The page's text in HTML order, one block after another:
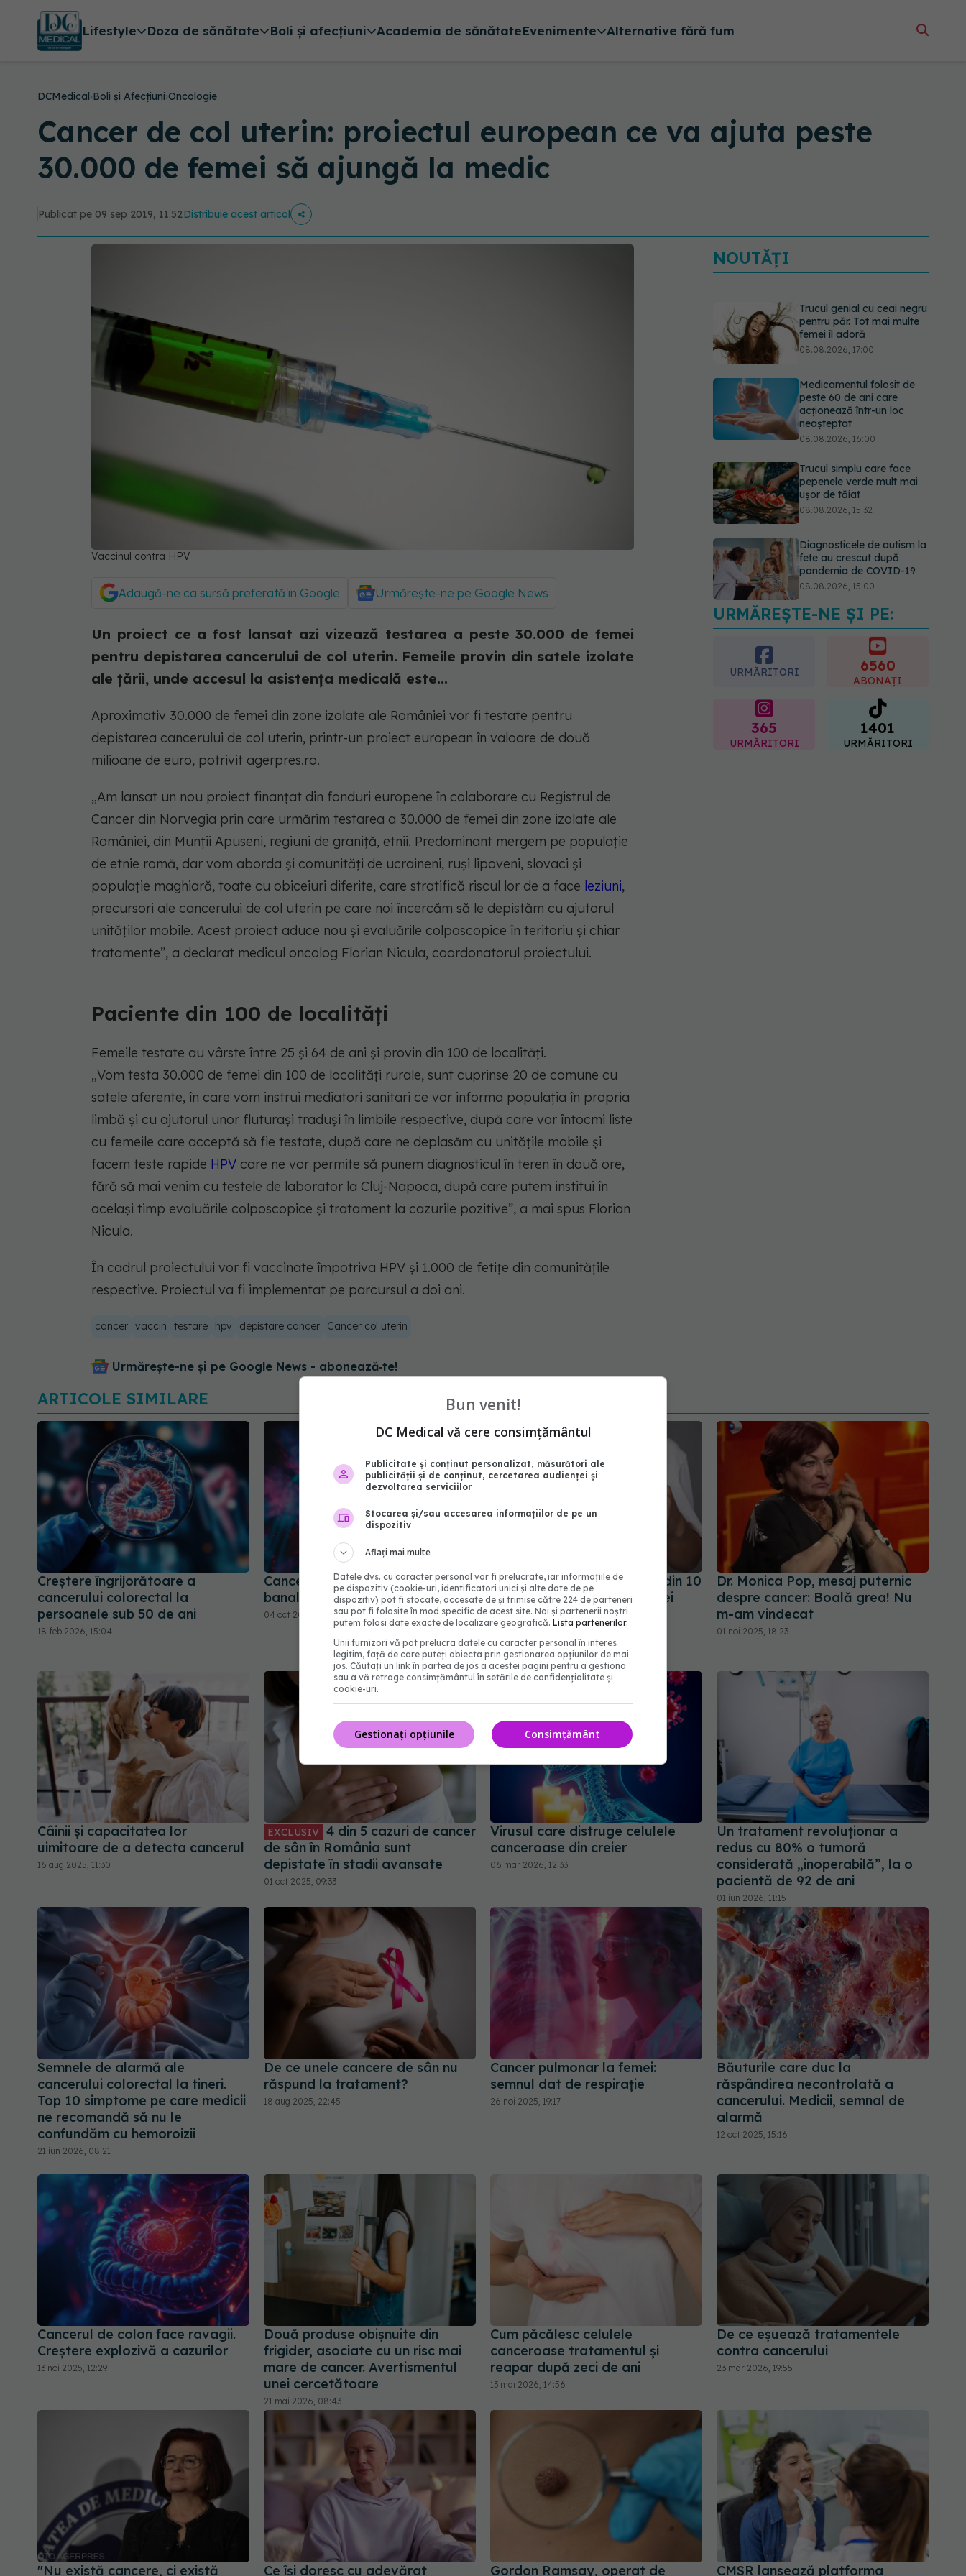
Lifestyle Doza de sănătate Boli și afecțiuni Academia de sănătateEvenimente Alternative fără fum
DCMedical›Boli și Afecțiuni›Oncologie
Cancer de col uterin: proiectul european ce va ajuta peste
30.000 de femei să ajungă la medic
Publicat pe 09 sep 2019, 11:52Distribuie acest articol
Vaccinul contra HPV
Adaugă-ne ca sursă preferată în Google Urmărește-ne pe Google News
Un proiect ce a fost lansat azi vizează testarea a peste 30.000 de femei
pentru depistarea cancerului de col uterin. Femeile provin din satele izolate
ale țării, unde accesul la asistența medicală este...
Aproximativ 30.000 de femei din zone izolate ale României vor fi testate pentru
depistarea cancerului de col uterin, printr-un proiect european în valoare de două
milioane de euro, potrivit agerpres.ro.
„Am lansat un nou proiect finanţat din fonduri europene în colaborare cu Registrul de
Cancer din Norvegia prin care urmărim testarea a 30.000 de femei din zone izolate ale
României, din Munţii Apuseni, regiuni de graniţă, etnii. Predominant mergem pe populaţie
de etnie romă, dar vom aborda şi comunităţi de ucraineni, ruşi lipoveni, slovaci şi
populaţie maghiară, toate cu obiceiuri diferite, care stratifică riscul lor de a face leziuni,
precursori ale cancerului de col uterin pe care noi încercăm să le depistăm cu ajutorul
unităţilor mobile. Acest proiect aduce nou şi evaluările colposcopice în teritoriu şi chiar
tratamente”, a declarat medicul oncolog Florian Nicula, coordonatorul proiectului.
Paciente din 100 de localități
Femeile testate au vârste între 25 şi 64 de ani și provin din 100 de localităţi.
„Vom testa 30.000 de femei din 100 de localităţi rurale, sunt cuprinse 20 de comune cu
satele aferente, în care vom instrui mediatori sanitari ce vor informa populaţia în propria
limbă şi cu ajutorul unor fluturaşi traduşi în limbile respective, după care vor întocmi liste
cu femeile care acceptă să fie testate, după care ne deplasăm cu unităţile mobile şi
facem teste rapide HPV care ne vor permite să punem diagnosticul în teren în două ore,
fără să mai venim cu testele de laborator la Cluj-Napoca, după care putem institui în
acelaşi timp evaluările colposcopice şi tratament la cazurile pozitive”, a mai spus Florian
Nicula.
În cadrul proiectului vor fi vaccinate împotriva HPV şi 1.000 de fetiţe din comunităţile
respective. Proiectul va fi implementat pe parcursul a doi ani.
cancer vaccin testare hpv depistare cancer Cancer col uterin
Urmărește-ne și pe Google News - abonează‑te!
NOUTĂȚI
Trucul genial cu ceai negru
pentru păr. Tot mai multe
femei îl adoră
08.08.2026, 17:00
Medicamentul folosit de
peste 60 de ani care
acționează într-un loc
neașteptat
08.08.2026, 16:00
Trucul simplu care face
pepenele verde mult mai
ușor de tăiat
08.08.2026, 15:32
Diagnosticele de autism la
fete au crescut după
pandemia de COVID-19
08.08.2026, 15:00
Microplasticele pot
traversa bariera
placentară și modifica
08.08.2026, 18:00
URMĂREȘTE-NE ȘI PE:
URMĂRITORI 6560
ABONAȚI
365
URMĂRITORI
1401
URMĂRITORI
ARTICOLE SIMILARE
Creștere îngrijorătoare a
cancerului colorectal la
persoanele sub 50 de ani
18 feb 2026, 15:04
Cancerul pulmonar: 7 semne
banale ignorate frecvent
04 oct 2025, 14:07
Cancerul care afectează 9 din 10
pacienți. Tot mai multe femei
tinere primesc diagnosticul
devastator
13 mai 2026, 17:31
Dr. Monica Pop, mesaj puternic
despre cancer: Boală grea! Nu
m-am vindecat
01 noi 2025, 18:23
Câinii și capacitatea lor
uimitoare de a detecta cancerul
16 aug 2025, 11:30
EXCLUSIV 4 din 5 cazuri de cancer
de sân în România sunt
depistate în stadii avansate
01 oct 2025, 09:33
Virusul care distruge celulele
canceroase din creier
06 mar 2026, 12:33
Un tratament revoluționar a
redus cu 80% o tumoră
considerată „inoperabilă”, la o
pacientă de 92 de ani
01 iun 2026, 11:15
Semnele de alarmă ale
cancerului colorectal la tineri.
Top 10 simptome pe care medicii
ne recomandă să nu le
confundăm cu hemoroizii
21 iun 2026, 08:21
De ce unele cancere de sân nu
răspund la tratament?
18 aug 2025, 22:45
Cancer pulmonar la femei:
semnul dat de respirație
26 noi 2025, 19:17
Băuturile care duc la
răspândirea necontrolată a
cancerului. Medicii, semnal de
alarmă
12 oct 2025, 15:16
Cancerul de colon face ravagii.
Creștere explozivă a cazurilor
13 noi 2025, 12:29
Două produse obișnuite din
frigider, asociate cu un risc mai
mare de cancer. Avertismentul
unei cercetătoare
21 mai 2026, 08:43
Cum păcălesc celulele
canceroase tratamentul și
reapar după zeci de ani
13 mai 2026, 14:56
De ce eșuează tratamentele
contra cancerului
23 mar 2026, 19:55
"Nu există cancere, ci există Ce își doresc cu adevărat Gordon Ramsay, operat de CMSR lansează platforma
Bun venit!
DC Medical vă cere consimțământul
Publicitate și conținut personalizat, măsurători ale
publicității și de conținut, cercetarea audienței și
dezvoltarea serviciilor
Stocarea și/sau accesarea informațiilor de pe un
dispozitiv
Aflați mai multe
Datele dvs. cu caracter personal vor fi prelucrate, iar informațiile de
pe dispozitiv (cookie-uri, identificatori unici și alte date de pe
dispozitiv) pot fi stocate, accesate de și trimise către 224 de parteneri
sau pot fi folosite în mod specific de acest site. Noi și partenerii noștri
putem folosi date exacte de localizare geografică. Lista partenerilor.
Unii furnizori vă pot prelucra datele cu caracter personal în interes
legitim, față de care puteți obiecta prin gestionarea opțiunilor de mai
jos. Căutați un link în partea de jos a acestei pagini pentru a gestiona
sau a vă retrage consimțământul în setările de confidențialitate și
cookie-uri.
Consimțământ
Gestionați opțiunile